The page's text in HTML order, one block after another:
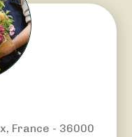
France - 36000